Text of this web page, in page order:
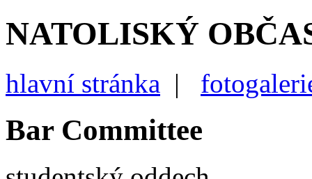
NATOLISKÝ
hlavní stránka |
Bar Committee